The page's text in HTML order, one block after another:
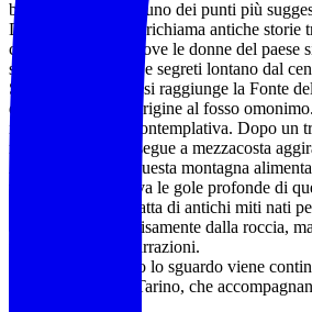
boschi. Non a caso uno dei punti più
Donne, il cui nome richiama antiche storie
che fosse il luogo dove le donne del paese
scambiarsi racconti e segreti lontano dal
Superata la cascata si raggiunge la Fonte
dal terreno dando origine al fosso
invita a una sosta contemplativa. Dopo un
meno severo e prosegue a mezzacosta
Anche il nome di questa montagna
un drago che abitava le gole profonde di
Probabilmente si tratta di antichi miti nati
emergono improvvisamente dalla roccia,
fascino di quelle narrazioni.
Durante il cammino lo sguardo viene
Faito e del Monte Tarino, che